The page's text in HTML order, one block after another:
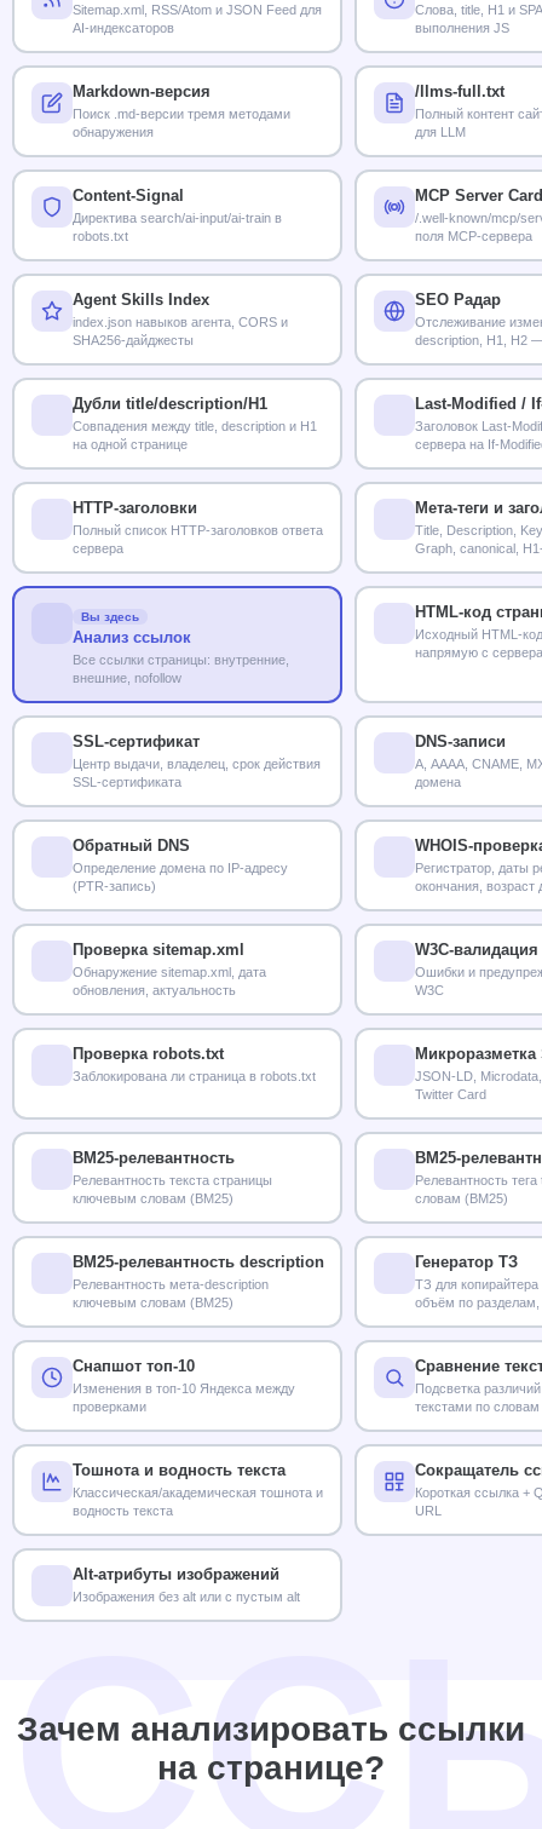
Sitemap.xml, RSS/Atom и JSON Feed для
AI-индексаторов
Слова, title, H1 и
выполнения JS
Markdown-версия
Поиск .md-версии тремя методами
обнаружения
/llms-full.txt
Полный контент
для LLM
Content-Signal
Директива search/ai-input/ai-train в
robots.txt
MCP Server Card
/.well-known/mcp/
поля MCP-сервера
Agent Skills Index
index.json навыков агента, CORS и
SHA256-дайджесты
SEO Радар
Отслеживание
description, H1, H2
Дубли title/description/H1
Совпадения между title, description и H1
на одной странице
Last-Modified /
Заголовок Last-
сервера на If-
HTTP-заголовки
Полный список HTTP-заголовков ответа
сервера
Мета-теги и
Title, Description,
Graph, canonical,
Вы здесь
Анализ ссылок
Все ссылки страницы: внутренние,
внешние, nofollow
HTML-код
Исходный HTML-
напрямую с сервера
SSL-сертификат
Центр выдачи, владелец, срок действия
SSL-сертификата
DNS-записи
A, AAAA, CNAME,
домена
Обратный DNS
Определение домена по IP-адресу
(PTR-запись)
WHOIS-
Регистратор, даты
окончания, возраст
Проверка sitemap.xml
Обнаружение sitemap.xml, дата
обновления, актуальность
W3C-валидация
Ошибки и
W3C
Проверка robots.txt
Заблокирована ли страница в robots.txt
Микроразметка
JSON-LD,
Twitter Card
BM25-релевантность
Релевантность текста страницы
ключевым словам (BM25)
BM25-
Релевантность
словам (BM25)
BM25-релевантность description
Релевантность мета-description
ключевым словам (BM25)
Генератор ТЗ
ТЗ для
объём по
Снапшот топ-10
Изменения в топ-10 Яндекса между
проверками
Сравнение
Подсветка
текстами по словам
Тошнота и водность текста
Классическая/академическая тошнота и
водность текста
Сокращатель
Короткая ссылка +
URL
Alt-атрибуты изображений
Изображения без alt или с пустым alt
Зачем анализировать ссылки
на странице?